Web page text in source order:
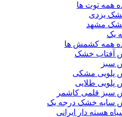
همه توت ها
یزدی
مشهد
یک
همه کشمش ها
آفتاب خشک
سبز
مشکی
طلایی
قلمی کاشمر
خشک درجه یک
هسته دار ایرانی